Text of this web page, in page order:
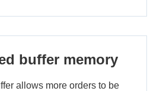
buffer memory
allows more orders to be